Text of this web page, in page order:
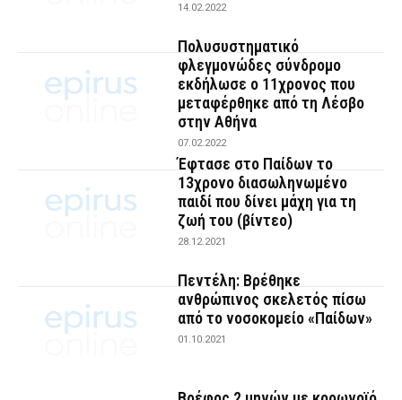
14.02.2022
Πολυσυστηματικό
φλεγμονώδες σύνδρομο
εκδήλωσε ο 11χρονος που
μεταφέρθηκε από τη Λέσβο
στην Αθήνα
07.02.2022
Έφτασε στο Παίδων το
13χρονο διασωληνωμένο
παιδί που δίνει μάχη για τη
ζωή του (βίντεο)
28.12.2021
Πεντέλη: Βρέθηκε
ανθρώπινος σκελετός πίσω
από το νοσοκομείο «Παίδων»
01.10.2021